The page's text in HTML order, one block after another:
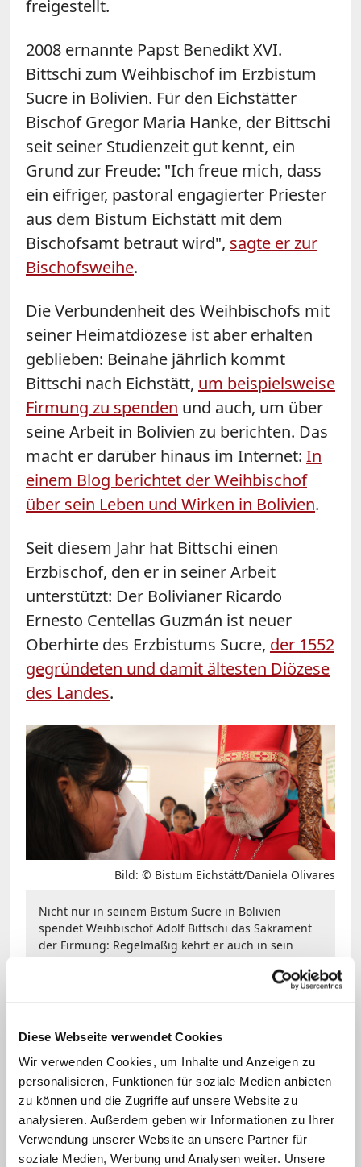
Diese Webseite verwendet Cookies
Wir verwenden Cookies, um Inhalte und Anzeigen zu
personalisieren, Funktionen für soziale Medien anbieten
zu können und die Zugriffe auf unsere Website zu
analysieren. Außerdem geben wir Informationen zu Ihrer
Verwendung unserer Website an unsere Partner für
soziale Medien, Werbung und Analysen weiter. Unsere
freigestellt.
2008 ernannte Papst Benedikt XVI.
Bittschi zum Weihbischof im Erzbistum
Sucre in Bolivien. Für den Eichstätter
Bischof Gregor Maria Hanke, der Bittschi
seit seiner Studienzeit gut kennt, ein
Grund zur Freude: "Ich freue mich, dass
ein eifriger, pastoral engagierter Priester
aus dem Bistum Eichstätt mit dem
Bischofsamt betraut wird", sagte er zur
Bischofsweihe.
Die Verbundenheit des Weihbischofs mit
seiner Heimatdiözese ist aber erhalten
geblieben: Beinahe jährlich kommt
Bittschi nach Eichstätt, um beispielsweise
Firmung zu spenden und auch, um über
seine Arbeit in Bolivien zu berichten. Das
macht er darüber hinaus im Internet: In
einem Blog berichtet der Weihbischof
über sein Leben und Wirken in Bolivien.
Seit diesem Jahr hat Bittschi einen
Erzbischof, den er in seiner Arbeit
unterstützt: Der Bolivianer Ricardo
Ernesto Centellas Guzmán ist neuer
Oberhirte des Erzbistums Sucre, der 1552
gegründeten und damit ältesten Diözese
des Landes.
Bild: © Bistum Eichstätt/Daniela Olivares
Nicht nur in seinem Bistum Sucre in Bolivien
spendet Weihbischof Adolf Bittschi das Sakrament
der Firmung: Regelmäßig kehrt er auch in sein
Heimatbistum Eichstätt zurück, um dort junge
Erzbischof Georg Gänswein –
Vatikan
Er ist vielleicht der bekannteste deutsche
Erzbischof, der nicht in Deutschland
arbeitet, und wurde bisweilen "George